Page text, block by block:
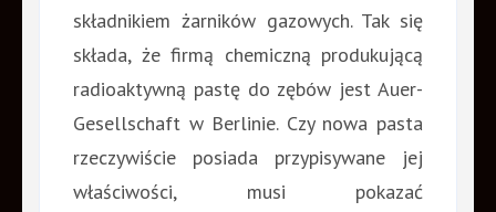
składnikiem żarników gazowych. Tak się
składa, że firmą chemiczną produkującą
radioaktywną pastę do zębów jest Auer-
Gesellschaft w Berlinie. Czy nowa pasta
rzeczywiście posiada przypisywane jej
właściwości, musi pokazać